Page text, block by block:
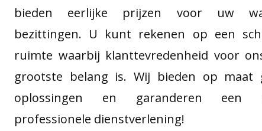
bieden eerlijke prijzen voor uw
bezittingen. U kunt rekenen op een
ruimte waarbij klanttevredenheid voor
grootste belang is. Wij bieden op maat
oplossingen en garanderen een
professionele dienstverlening!